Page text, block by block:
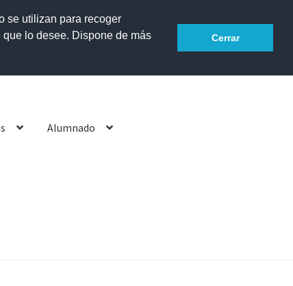
se utilizan para recoger
lo desee. Dispone de más
Cerrar
Accesibilidad
Alumnado